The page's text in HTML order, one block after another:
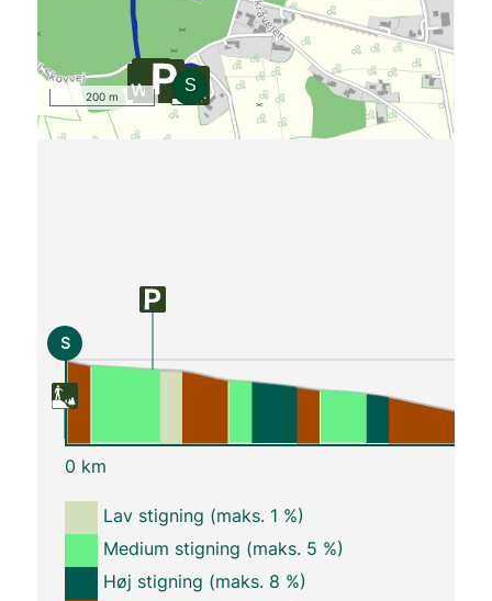
200 m
S
0 km
Lav stigning (maks. 1 %)
Medium stigning (maks. 5 %)
Høj stigning (maks. 8 %)